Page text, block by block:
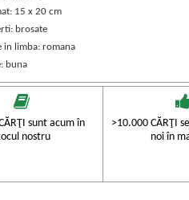
15 x 20 cm
brosate
in limba: romana
buna
sunt acum în
nostru
>10.000 CĂRŢI
noi în